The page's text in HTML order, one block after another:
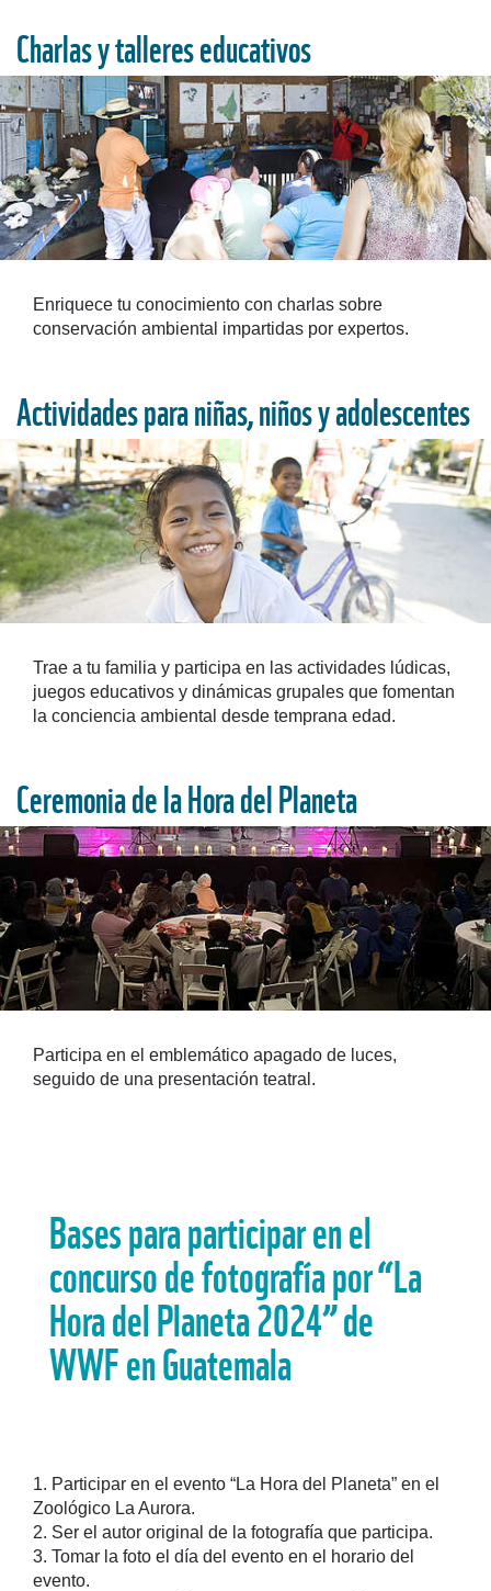
Charlas y talleres educativos
Enriquece tu conocimiento con charlas sobre
conservación ambiental impartidas por expertos.
Actividades para niñas, niños y adolescentes
Trae a tu familia y participa en las actividades lúdicas,
juegos educativos y dinámicas grupales que fomentan
la conciencia ambiental desde temprana edad.
Ceremonia de la Hora del Planeta
Participa en el emblemático apagado de luces,
seguido de una presentación teatral.
Bases para participar en el
concurso de fotografía por “La
Hora del Planeta 2024” de
WWF en Guatemala
1. Participar en el evento “La Hora del Planeta” en el
Zoológico La Aurora.
2. Ser el autor original de la fotografía que participa.
3. Tomar la foto el día del evento en el horario del
evento.